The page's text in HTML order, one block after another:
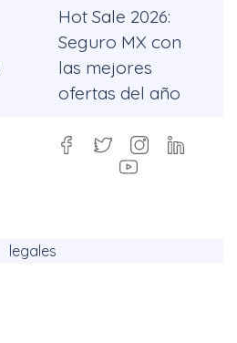
Hot Sale 2026:
Seguro MX con
las mejores
ofertas del año
legales